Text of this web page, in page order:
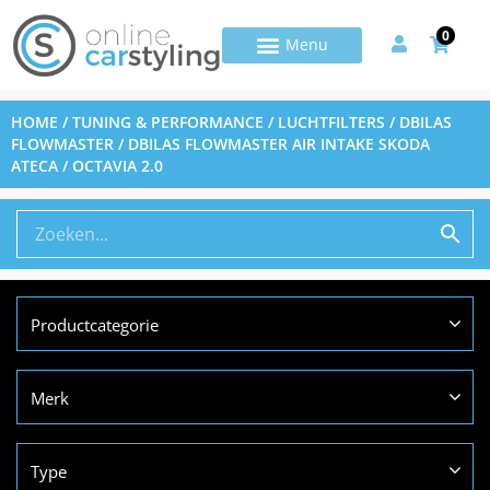
0
HOME /TUNING & PERFORMANCE / LUCHTFILTERS / DBILAS
FLOWMASTER / DBILAS FLOWMASTER AIR INTAKE SKODA
ATECA / OCTAVIA 2.0
Productcategorie
Merk
Type